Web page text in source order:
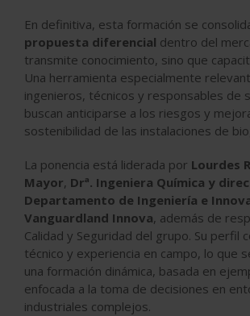
En definitiva, esta formación se
propuesta diferencial dentro del
transmite conocimiento, sino que
Una herramienta especialmente
ingenieros, técnicos y responsables de
buscan anticiparse a los riesgos y
sostenibilidad de las instalaciones de
La ponencia está liderada por Lourdes
Mayor, Drª. Ingeniera Química y
Departamento de Ingeniería e
Vanguardland Innova, además de
Calidad y Seguridad del grupo. Su perfil
técnico y experiencia en campo, lo que
una formación dinámica, basada en
enfocada a la toma de decisiones en
industriales complejos.